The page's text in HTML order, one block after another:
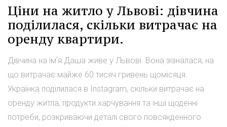
Ціни на житло у Львові: дівчина
поділилася, скільки витрачає на
оренду квартири.
Дівчина на імʼя Даша живе у Львові. Вона зізналася, на
що витрачає майже 60 тисяч гривень щомісяця.
Українка поділилася в Instagram, скільки витрачає на
оренду житла, продукти харчування та інші щоденні
потреби, розкриваючи деталі свого повсякденного